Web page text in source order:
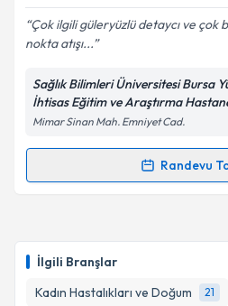
İlgili Branşlar
Kadın Hastalıkları ve Doğum
21
E-posta Adresiniz
Kişisel verilerimin
Metni'ni okudum ve
kapsamda işlenmesini
Çok ilgili güleryüzlü detaycı ve çok
nokta atışı...
Sağlık Bilimleri Üniversitesi Bursa
İhtisas Eğitim ve Araştırma
Mimar Sinan Mah. Emniyet Cad.
Randevu
Randevu Takvimi Talebi
için bir takvim
bilgilendireceğiz.